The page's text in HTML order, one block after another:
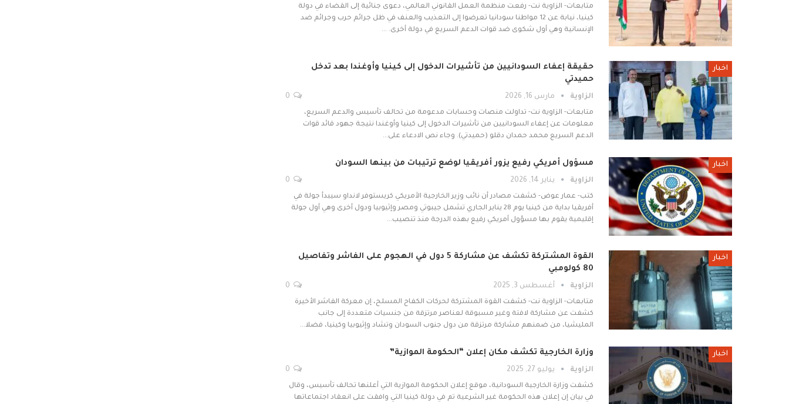
متابعات- الزاوية نت- رفعت منظمة العمل القانوني العالمي، دعوى جنائية إلى القضاء في دولة
كينيا، نيابة عن 12 مواطنا سودانيا تعرضوا إلى التعذيب والعنف في ظل جرائم حرب وجرائم ضد
الإنسانية وهي أول شكوى ضد قوات الدعم السريع في دولة أخرى. …
اخبار
حقيقة إعفاء السودانيين من تأشيرات الدخول إلى كينيا وأوغندا بعد تدخل
حميدتي
الزاوية مارس 16, 2026
متابعات- الزاوية نت- تداولت منصات وحسابات مدعومة من تحالف تأسيس والدعم السريع،
معلومات عن إعفاء السودانيين من تأشيرات الدخول إلى كينيا وأوغندا نتيجة جهود قائد قوات
الدعم السريع محمد حمدان دقلو (حميدتي). وجاء نص الادعاء على…
اخبار مسؤول أمريكي رفيع يزور أفريقيا لوضع ترتيبات من بينها السودان
الزاوية يناير 14, 2026
كتب- عمار عوض- كشفت مصادر أن نائب وزير الخارجية الأمريكي كريستوفر لانداو سيبدأ جولة في
أفريقيا بداية من كينيا يوم 28 يناير الجاري تشمل جيبوتي ومصر وإثيوبيا ودول أخرى وهي أول جولة
إقليمية يقوم بها مسؤول أمريكي رفيع بهذه الدرجة منذ تنصيب…
اخبار
القوة المشتركة تكشف عن مشاركة 5 دول في الهجوم على الفاشر وتفاصيل
80 كولومبي
الزاوية أغسطس 3, 2025
متابعات- الزاوية نت- كشفت القوة المشتركة لحركات الكفاح المسلح، إن معركة الفاشر الأخيرة
كشفت عن مشاركة لافتة وغير مسبوقة لعناصر مرتزقة من جنسيات متعددة إلى جانب
المليشيا، من ضمنهم مشاركة مرتزقة من دول جنوب السودان وتشاد وإثيوبيا وكينيا، فضلا…
اخبار وزارة الخارجية تكشف مكان إعلان “الحكومة الموازية”
الزاوية يوليو 27, 2025
كشفت وزارة الخارجية السودانية، موقع إعلان الحكومة الموازية التي أعلنها تحالف تأسيس، وقال
في بيان إن إعلان هذه الحكومة غير الشرعية تم في دولة كينيا التي وافقت على انعقاد اجتماعاتها